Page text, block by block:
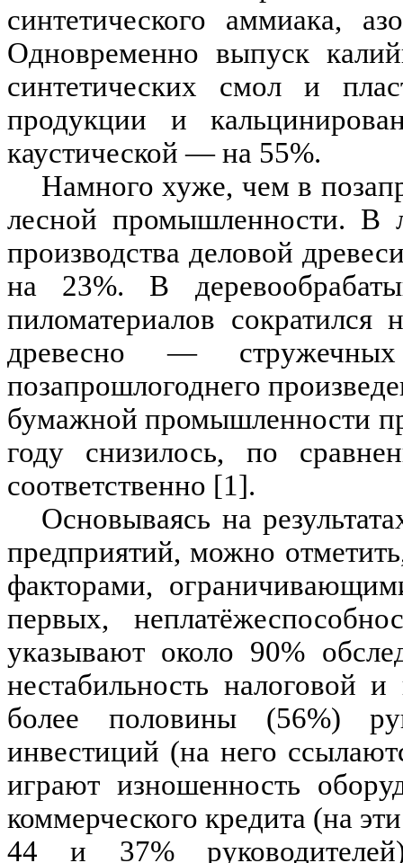
синтетического аммиака,
Одновременно выпуск
синтетических смол и
продукции и
каустической — на 55%.
Намного хуже, чем в
лесной промышленности. В
производства деловой
на 23%. В
пиломатериалов
древесно —
позапрошлогоднего
бумажной промышленности
году снизилось, по
соответственно [1].
Основываясь на
предприятий, можно
факторами,
первых,
указывают около 90%
нестабильность налоговой
более половины (56%)
инвестиций (на него
играют изношенность
коммерческого кредита (на
44 и 37%